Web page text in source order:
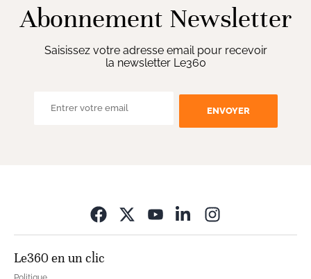
Abonnement Newsletter
Saisissez votre adresse email pour recevoir
la newsletter Le360
ENVOYER
Le360 en un clic